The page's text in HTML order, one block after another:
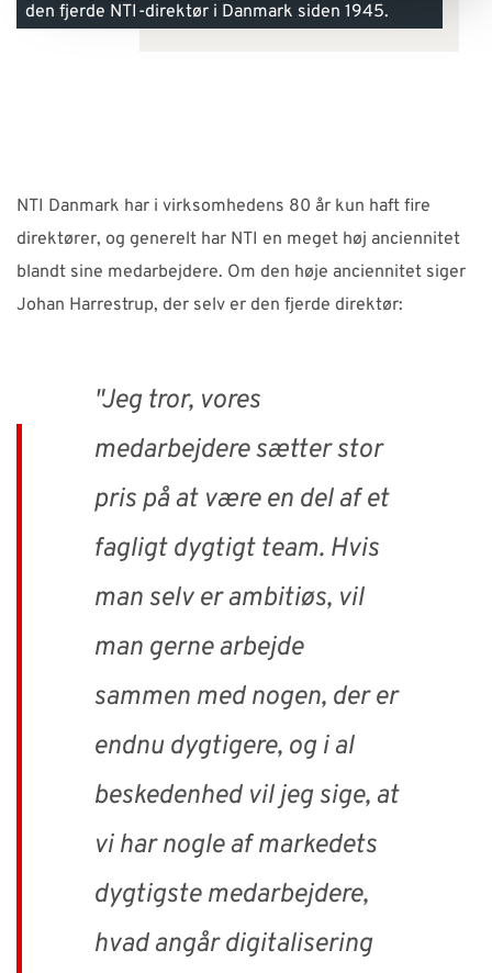
den fjerde NTI-direktør i Danmark siden 1945.
NTI Danmark har i virksomhedens 80 år kun haft fire
direktører, og generelt har NTI en meget høj anciennitet
blandt sine medarbejdere. Om den høje anciennitet siger
Johan Harrestrup, der selv er den fjerde direktør:
"Jeg tror, vores
medarbejdere sætter stor
pris på at være en del af et
fagligt dygtigt team. Hvis
man selv er ambitiøs, vil
man gerne arbejde
sammen med nogen, der er
endnu dygtigere, og i al
beskedenhed vil jeg sige, at
vi har nogle af markedets
dygtigste medarbejdere,
hvad angår digitalisering